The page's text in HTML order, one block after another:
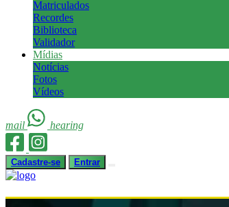
Matriculados
Recordes
Biblioteca
Validador
Mídias
Notícias
Fotos
Vídeos
mail hearing
Cadastre-se Entrar